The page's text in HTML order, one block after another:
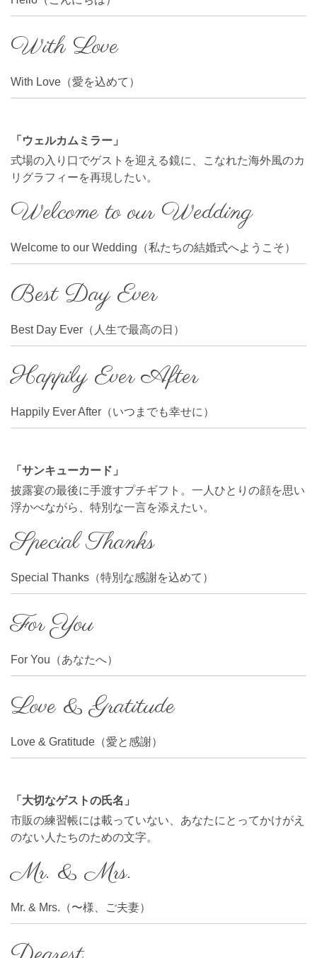
With Love
With Love（愛を込めて）
「ウェルカムミラー」
式場の入り口でゲストを迎える鏡に、こなれた海外風のカ
リグラフィーを再現したい。
Welcome to our Wedding
Welcome to our Wedding（私たちの結婚式へようこそ）
Best Day Ever
Best Day Ever（人生で最高の日）
Happily Ever After
Happily Ever After（いつまでも幸せに）
「サンキューカード」
披露宴の最後に手渡すプチギフト。一人ひとりの顔を思い
浮かべながら、特別な一言を添えたい。
Special Thanks
Special Thanks（特別な感謝を込めて）
For You
For You（あなたへ）
Love & Gratitude
Love & Gratitude（愛と感謝）
「大切なゲストの氏名」
市販の練習帳には載っていない、あなたにとってかけがえ
のない人たちのための文字。
Mr. & Mrs.
Mr. & Mrs.（〜様、ご夫妻）